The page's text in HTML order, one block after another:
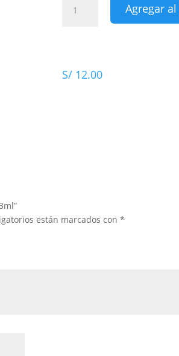
Raid
303ml
Agregar
S/12.00
están marcados con *